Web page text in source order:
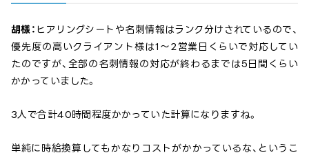
胡様： ヒアリングシートや名刺情報はランク分けされているので、
優先度の高いクライアント様は1〜2営業日くらいで対応してい
たのですが、全部の名刺情報の対応が終わるまでは5日間くらい
かかっていました。
3人で合計40時間程度かかっていた計算になりますね。
単純に時給換算してもかなりコストがかかっているな、というこ